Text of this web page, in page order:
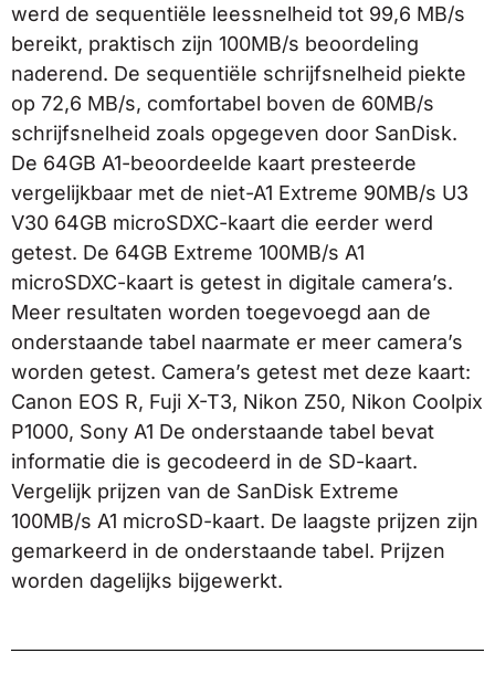
werd de sequentiële leessnelheid tot 99,6 MB/s
bereikt, praktisch zijn 100MB/s beoordeling
naderend. De sequentiële schrijfsnelheid piekte
op 72,6 MB/s, comfortabel boven de 60MB/s
schrijfsnelheid zoals opgegeven door SanDisk.
De 64GB A1-beoordeelde kaart presteerde
vergelijkbaar met de niet-A1 Extreme 90MB/s U3
V30 64GB microSDXC-kaart die eerder werd
getest. De 64GB Extreme 100MB/s A1
microSDXC-kaart is getest in digitale camera’s.
Meer resultaten worden toegevoegd aan de
onderstaande tabel naarmate er meer camera’s
worden getest. Camera’s getest met deze kaart:
Canon EOS R, Fuji X-T3, Nikon Z50, Nikon Coolpix
P1000, Sony A1 De onderstaande tabel bevat
informatie die is gecodeerd in de SD-kaart.
Vergelijk prijzen van de SanDisk Extreme
100MB/s A1 microSD-kaart. De laagste prijzen zijn
gemarkeerd in de onderstaande tabel. Prijzen
worden dagelijks bijgewerkt.